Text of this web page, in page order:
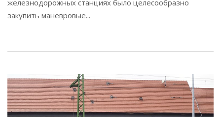
железнодорожных станциях было целесообразно
закупить маневровые...